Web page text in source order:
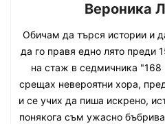
Вероника
Обичам да търся истории и
да го правя едно лято преди
на стаж в седмичника "168
срещах невероятни хора,
и се учих да пиша искрено,
понякога съм ужасно